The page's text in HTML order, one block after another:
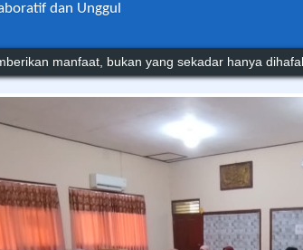
dan Unggul
manfaat, bukan yang sekadar hanya